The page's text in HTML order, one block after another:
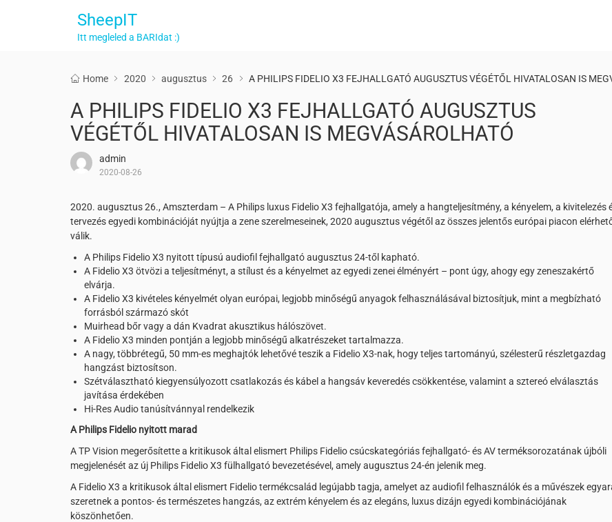
SheepIT
Itt megleled a BARIdat :)
Home 2020 augusztus 26 A PHILIPS FIDELIO X3 FEJHALLGATÓ AUGUSZTUS VÉGÉTŐL HIVATALOSAN IS
A PHILIPS FIDELIO X3 FEJHALLGATÓ AUGUSZTUS
VÉGÉTŐL HIVATALOSAN IS MEGVÁSÁROLHATÓ
admin
2020-08-26
2020. augusztus 26., Amszterdam – A Philips luxus Fidelio X3 fejhallgatója, amely a hangteljesítmény, a kényelem, a kivitelezés
tervezés egyedi kombinációját nyújtja a zene szerelmeseinek, 2020 augusztus végétől az összes jelentős európai piacon
válik.
A Philips Fidelio X3 nyitott típusú audiofil fejhallgató augusztus 24-től kapható.
A Fidelio X3 ötvözi a teljesítményt, a stílust és a kényelmet az egyedi zenei élményért – pont úgy, ahogy egy zeneszakértő
elvárja.
A Fidelio X3 kivételes kényelmét olyan európai, legjobb minőségű anyagok felhasználásával biztosítjuk, mint a megbízható
forrásból származó skót
Muirhead bőr vagy a dán Kvadrat akusztikus hálószövet.
A Fidelio X3 minden pontján a legjobb minőségű alkatrészeket tartalmazza.
A nagy, többrétegű, 50 mm-es meghajtók lehetővé teszik a Fidelio X3-nak, hogy teljes tartományú, szélesterű részletgazdag
hangzást biztosítson.
Szétválasztható kiegyensúlyozott csatlakozás és kábel a hangsáv keveredés csökkentése, valamint a sztereó elválasztás
javítása érdekében
Hi-Res Audio tanúsítvánnyal rendelkezik
A Philips Fidelio nyitott marad
A TP Vision megerősítette a kritikusok által elismert Philips Fidelio csúcskategóriás fejhallgató- és AV terméksorozatának újbóli
megjelenését az új Philips Fidelio X3 fülhallgató bevezetésével, amely augusztus 24-én jelenik meg.
A Fidelio X3 a kritikusok által elismert Fidelio termékcsalád legújabb tagja, amelyet az audiofil felhasználók és a művészek
szeretnek a pontos- és természetes hangzás, az extrém kényelem és az elegáns, luxus dizájn egyedi kombinációjának
köszönhetően.